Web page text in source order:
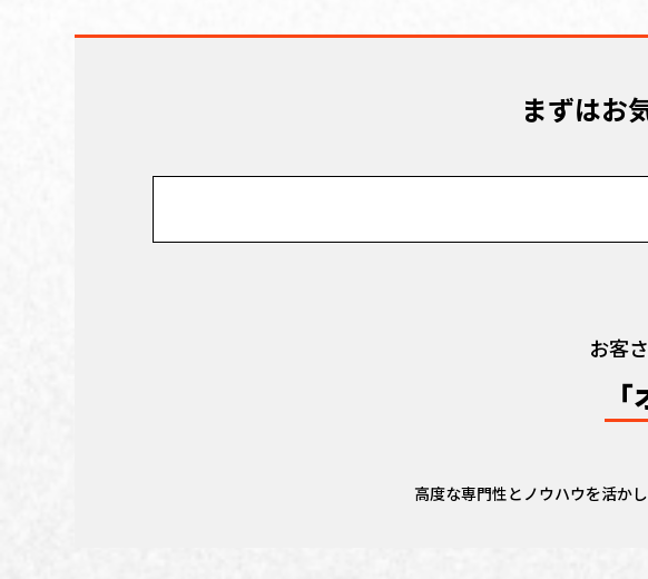
まずはお
お客
高度な専門性とノウハウを活か